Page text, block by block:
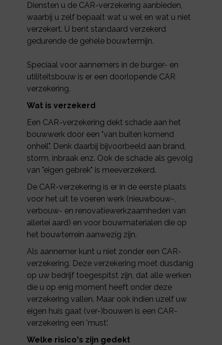
Diensten u de CAR-verzekering aanbieden,
waarbij u zelf bepaalt wat u wel en wat u niet
verzekert. U bent standaard verzekerd
gedurende de gehele bouwtermijn.
Speciaal voor aannemers in de burger- en
utiliteitsbouw is er een doorlopende CAR
verzekering.
Wat is verzekerd
Een CAR-verzekering dekt schade aan het
bouwwerk door een "van buiten komend
onheil". Denk daarbij bijvoorbeeld aan brand,
storm, inbraak enz. Ook de schade als gevolg
van "eigen gebrek" is meeverzekerd.
De CAR-verzekering is er in de eerste plaats
voor het uit te voeren werk (nieuwbouw-,
verbouw- en renovatiewerkzaamheden van
allerlei aard) en voor bouwmaterialen die op
het bouwterrein aanwezig zijn.
Als aannemer kunt u niet zonder een CAR-
verzekering. Deze verzekering moet dusdanig
op uw bedrijf toegespitst zijn, dat alle werken
die u op enig moment heeft onder deze
verzekering vallen. Maar ook indien uzelf uw
eigen huis gaat (ver-)bouwen is een CAR-
verzekering een 'must'.
Welke risico's zijn gedekt